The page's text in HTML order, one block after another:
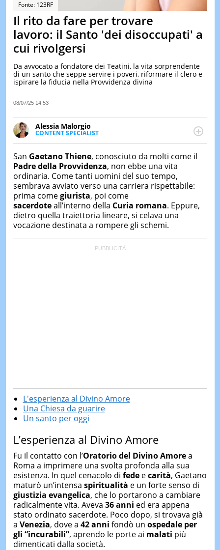
TEST
&
LE
DI
DI
IERI
Fonte: 123RF
Il rito da fare per trovare
lavoro: il Santo 'dei disoccupati' a
cui rivolgersi
Da avvocato a fondatore dei Teatini, la vita sorprendente
di un santo che seppe servire i poveri, riformare il clero e
ispirare la fiducia nella Provvidenza divina
08/07/25 14:53
Alessia Malorgio
CONTENT SPECIALIST
Ha conseguito un Master in Marketing Management
occupa della creazione di contenuti in ottica SEO e
dello sviluppo di strategie marketing attraverso
canali digitali.
San Gaetano Thiene, conosciuto da molti come il
Padre della Provvidenza, non ebbe una vita
ordinaria. Come tanti uomini del suo tempo,
sembrava avviato verso una carriera rispettabile:
prima comegiurista, poi come
sacerdoteall’interno della Curia romana. Eppure,
dietro quella traiettoria lineare, si celava una
vocazione destinata a rompere gli schemi.
L'esperienza al Divino Amore
Una Chiesa da guarire
Un santo per oggi
L’esperienza al Divino Amore
Fu il contatto con l’Oratorio del Divino Amorea
Roma a imprimere una svolta profonda alla sua
esistenza. In quel cenacolo di fedeecarità, Gaetano
maturò un’intensa spiritualità e un forte senso di
giustizia evangelica, che lo portarono a cambiare
radicalmente vita. Aveva 36 anni ed era appena
stato ordinato sacerdote. Poco dopo, si trovava già
a Venezia, dove a 42 anni fondò un ospedale per
gli “incurabili”, aprendo le porte ai malati più
dimenticati dalla società.